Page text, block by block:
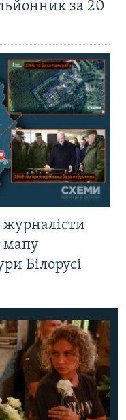
за 20
журналісти
мапу
Білорусі